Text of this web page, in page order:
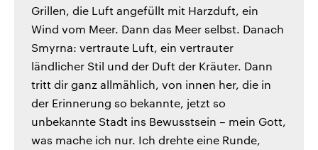
Grillen, die Luft angefüllt mit Harzduft, ein
Wind vom Meer. Dann das Meer selbst. Danach
Smyrna: vertraute Luft, ein vertrauter
ländlicher Stil und der Duft der Kräuter. Dann
tritt dir ganz allmählich, von innen her, die in
der Erinnerung so bekannte, jetzt so
unbekannte Stadt ins Bewusstsein – mein Gott,
was mache ich nur. Ich drehte eine Runde,